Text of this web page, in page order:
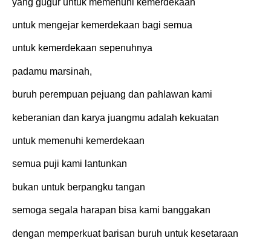
untuk mengejar kemerdekaan bagi semua
untuk kemerdekaan sepenuhnya
padamu marsinah,
buruh perempuan pejuang dan pahlawan kami
keberanian dan karya juangmu adalah kekuatan
untuk memenuhi kemerdekaan
semua puji kami lantunkan
bukan untuk berpangku tangan
semoga segala harapan bisa kami banggakan
dengan memperkuat barisan buruh untuk kesetaraan